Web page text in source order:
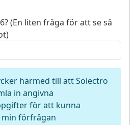
(En liten fråga för att se så
härmed till att Solectro
in angivna
för att kunna
min förfrågan